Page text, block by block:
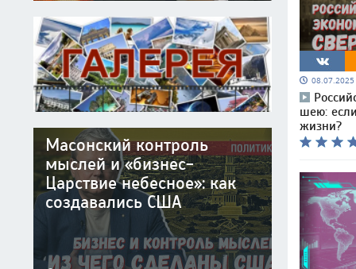
Масонский контроль
мыслей и «бизнес-
Царствие небесное»: как
создавались США
шею:
жизни?